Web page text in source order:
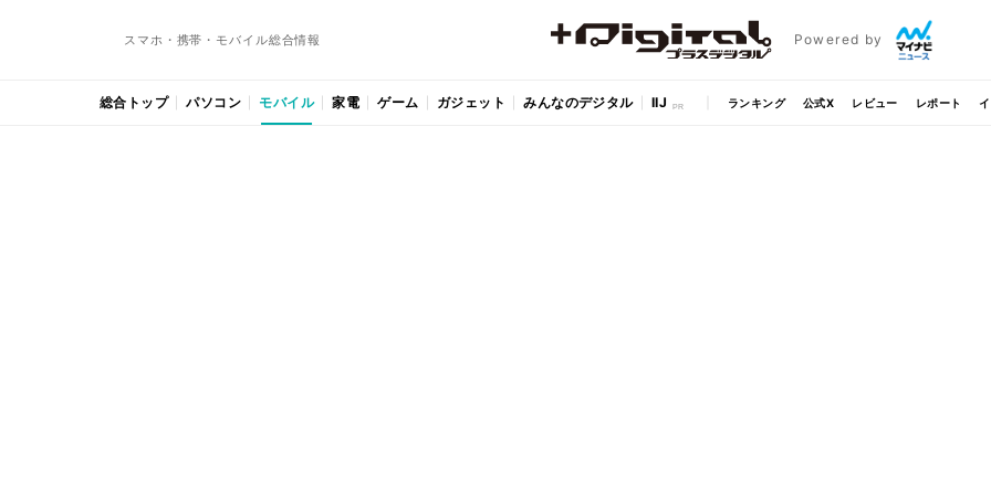
スマホ・携帯・モバイル総合情報 Powered by
総合トップ パソコン モバイル 家電 ゲーム ガジェット みんなのデジタル IIJ ランキング 公式X レビュー レポート